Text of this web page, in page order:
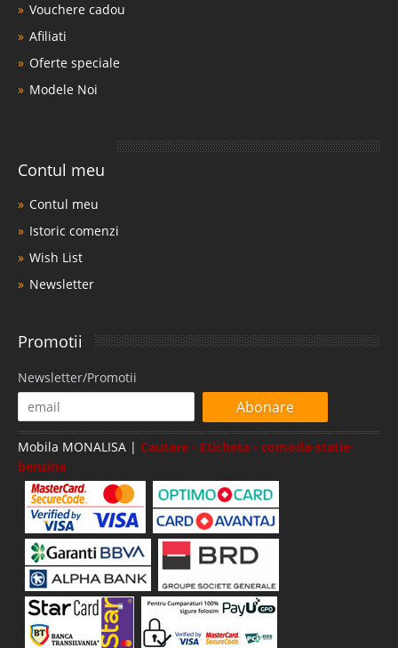
Vouchere cadou
Afiliati
Oferte speciale
Modele Noi
Contul meu
Contul meu
Istoric comenzi
Wish List
Newsletter
Promotii
Newsletter/Promotii
Abonare
Mobila MONALISA | Cautare - Eticheta - comoda-statie-
benzina